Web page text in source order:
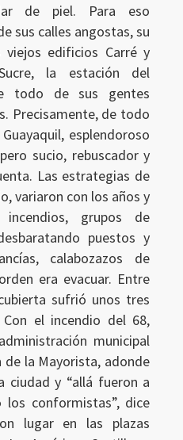
de piel. Para eso
sus calles angostas, su
edificios Carré y
la estación del
todo de sus gentes
Precisamente, de todo
esplendoroso
sucio, rebuscador y
Las estrategias de
variaron con los años y
incendios, grupos de
puestos y
calabozazos de
era evacuar. Entre
sufrió unos tres
el incendio del 68,
municipal
la Mayorista, adonde
ciudad y “allá fueron a
conformistas”, dice
lugar en las plazas